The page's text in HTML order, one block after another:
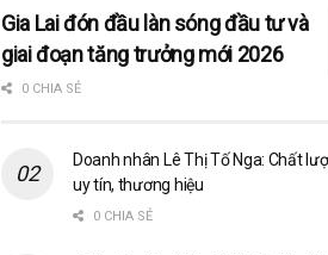
Gia Lai đón đầu làn sóng đầu tư và
giai đoạn tăng trưởng mới 2026
0 CHIA SẺ
Doanh nhân Lê Thị Tố Nga: Chất
uy tín, thương hiệu
0 CHIA SẺ